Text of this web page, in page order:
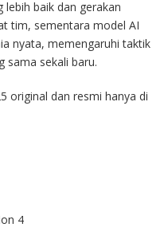
baik dan gerakan
tim, sementara model AI
nyata, memengaruhi taktik
sama sekali baru.
original dan resmi hanya di
4